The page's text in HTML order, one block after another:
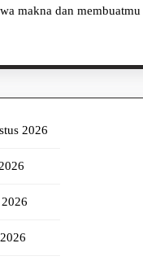
makna dan
2026